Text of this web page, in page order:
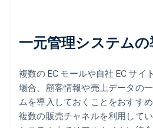
一元管理システムの
複数の EC モールや自社 EC サイ
場合、顧客情報や売上データの
ムを導入しておくことをおすす
複数の販売チャネルを利用して